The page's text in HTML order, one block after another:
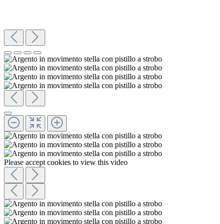
Please accept cookies to view this video